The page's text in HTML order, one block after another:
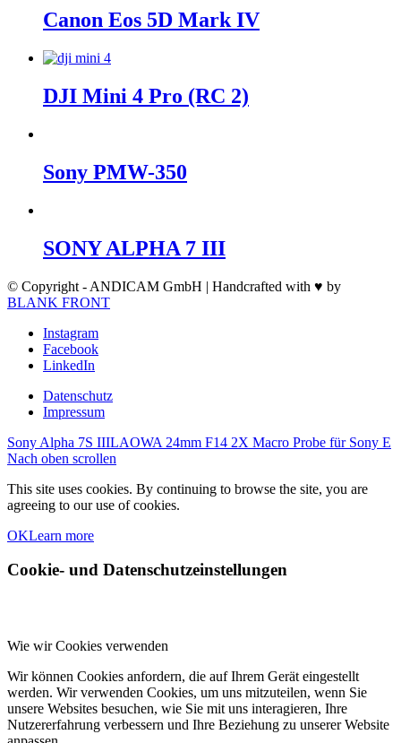
Canon Eos 5D Mark IV
DJI Mini 4 Pro (RC 2)
Sony PMW-350
SONY ALPHA 7 III
© Copyright - ANDICAM GmbH | Handcrafted with ♥ by
BLANK FRONT
Instagram
Facebook
LinkedIn
Datenschutz
Impressum
Sony Alpha 7S IIILAOWA 24mm F14 2X Macro Probe für Sony E
Nach oben scrollen
This site uses cookies. By continuing to browse the site, you are
agreeing to our use of cookies.
OKLearn more
Cookie- und Datenschutzeinstellungen
Wie wir Cookies verwenden
Wir können Cookies anfordern, die auf Ihrem Gerät eingestellt
werden. Wir verwenden Cookies, um uns mitzuteilen, wenn Sie
unsere Websites besuchen, wie Sie mit uns interagieren, Ihre
Nutzererfahrung verbessern und Ihre Beziehung zu unserer Website